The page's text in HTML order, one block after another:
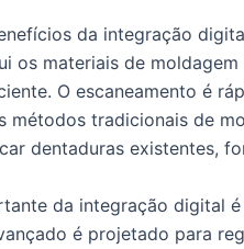
da integração
os materiais de
O escaneamento é
métodos tradicionais de
dentaduras existentes,
da integração digital
é projetado para